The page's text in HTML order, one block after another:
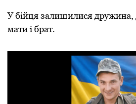
У бійця залишилися дружина,
мати і брат.